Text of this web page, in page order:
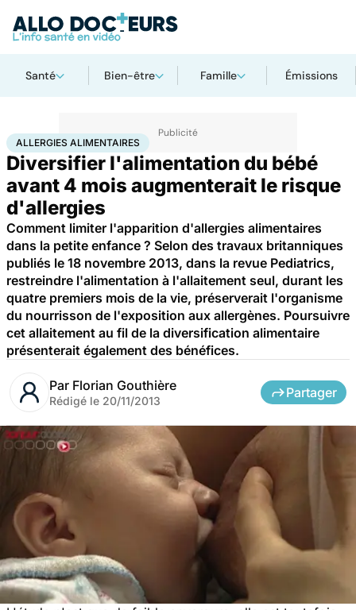
Santé Bien-être Famille Émissions
AccueilBien-êtreNutritionAllergies alimentaires
ALLERGIES ALIMENTAIRES
Diversifier l'alimentation du bébé
avant 4 mois augmenterait le risque
d'allergies
Comment limiter l'apparition d'allergies alimentaires
dans la petite enfance ? Selon des travaux britanniques
publiés le 18 novembre 2013, dans la revue Pediatrics,
restreindre l'alimentation à l'allaitement seul, durant les
quatre premiers mois de la vie, préserverait l'organisme
du nourrisson de l'exposition aux allergènes. Poursuivre
cet allaitement au fil de la diversification alimentaire
présenterait également des bénéfices.
Par Florian Gouthière
Rédigé le 20/11/2013
Partager